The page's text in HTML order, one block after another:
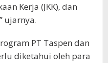
Kerja (JKK), dan
ujarnya.
PT Taspen dan
diketahui oleh para